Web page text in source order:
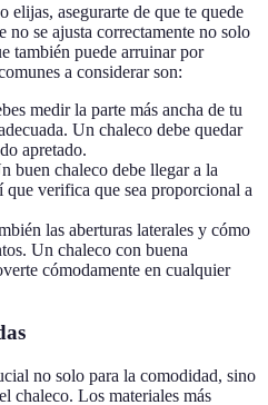
elijas, asegurarte de que te quede
no se ajusta correctamente no solo
también puede arruinar por
a considerar son:
medir la parte más ancha de tu
Un chaleco debe quedar
apretado.
buen chaleco debe llegar a la
que verifica que sea proporcional a
las aberturas laterales y cómo
Un chaleco con buena
cómodamente en cualquier
no solo para la comodidad, sino
chaleco. Los materiales más